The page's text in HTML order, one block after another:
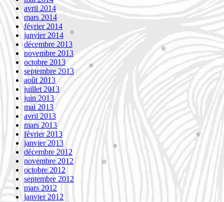
avril 2014
mars 2014
février 2014
janvier 2014
décembre 2013
novembre 2013
octobre 2013
septembre 2013
août 2013
juillet 2013
juin 2013
mai 2013
avril 2013
mars 2013
février 2013
janvier 2013
décembre 2012
novembre 2012
octobre 2012
septembre 2012
mars 2012
janvier 2012